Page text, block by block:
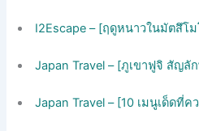
I2Escape – [ฤดูหนาวในมัตสึโ
Japan Travel – [ภูเขาฟูจิ สัญ
Japan Travel – [10 เมนูเด็ดที่